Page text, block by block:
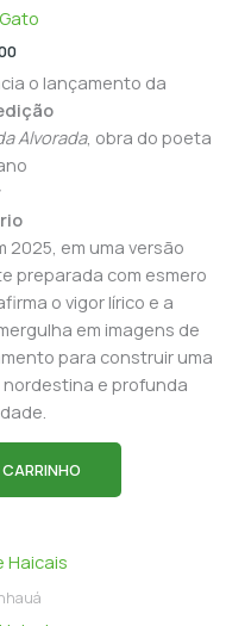
o lançamento da
Alvorada, obra do poeta
2025, em uma versão
preparada com esmero
o vigor lírico e a
em imagens de
para construir uma
e profunda